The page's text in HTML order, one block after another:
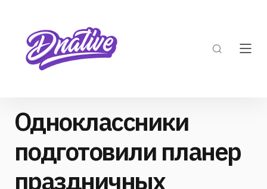
Одноклассники
подготовили планер
праздничных